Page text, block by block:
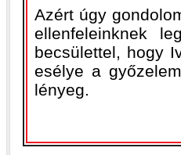
Azért úgy
ellenfeleinknek
becsülettel, hogy
esélye a
lényeg.